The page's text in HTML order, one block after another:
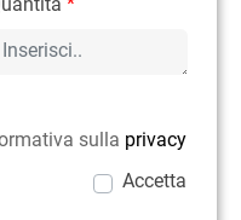
*
sulla privacy
Accetta